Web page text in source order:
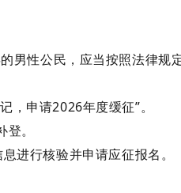
性公民，应当按照法律规
，申请2026年度缓征”。
。
进行核验并申请应征报名。